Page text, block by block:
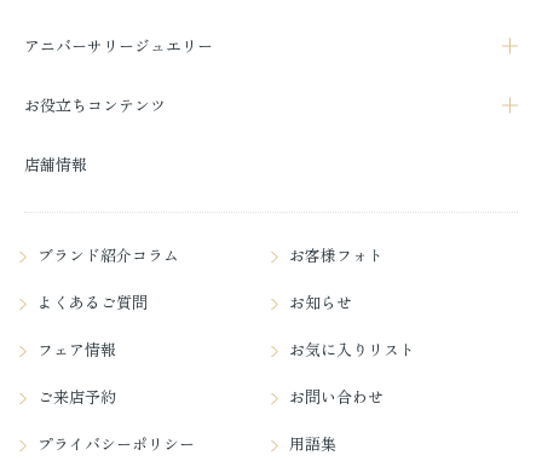
アニバーサリージュエリー
お役立ちコンテンツ
店舗情報
ブランド紹介コラム お客様フォト
よくあるご質問 お知らせ
フェア情報 お気に入りリスト
ご来店予約 お問い合わせ
プライバシーポリシー 用語集